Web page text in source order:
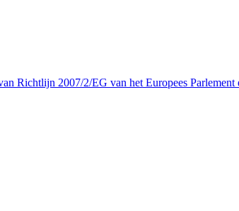
Richtlijn 2007/2/EG van het Europees Parlement